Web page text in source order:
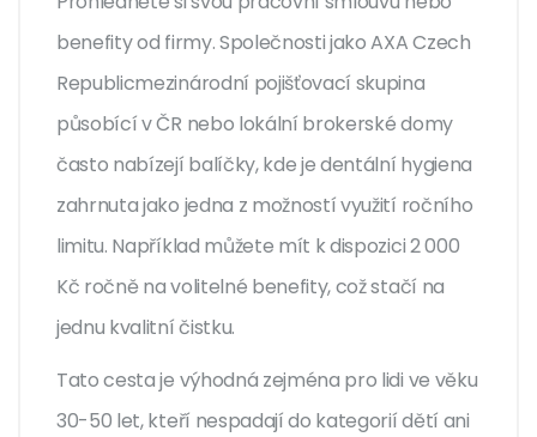
benefity od firmy. Společnosti jakoAXA Czech
Republicmezinárodní pojišťovací skupina
působící v ČR nebo lokální brokerské domy
často nabízejí balíčky, kde je dentální hygiena
zahrnuta jako jedna z možností využití ročního
limitu. Například můžete mít k dispozici 2 000
Kč ročně na volitelné benefity, což stačí na
jednu kvalitní čistku.
Tato cesta je výhodná zejména pro lidi ve věku
30-50 let, kteří nespadají do kategorií dětí ani